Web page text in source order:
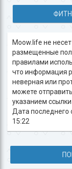
Moow.life не
размещенные
правилами
что информация
неверная или
можете
указанием ссылки
Дата последнего
15:22